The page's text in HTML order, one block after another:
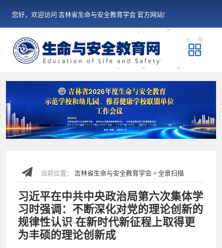
您好，欢迎访问 吉林省生命与安全教育学会 官方网站!
当前位置： 吉林省生命与安全教育学会 > 全景扫描
习近平在中共中央政治局第六次集体学
习时强调：不断深化对党的理论创新的
规律性认识 在新时代新征程上取得更
为丰硕的理论创新成